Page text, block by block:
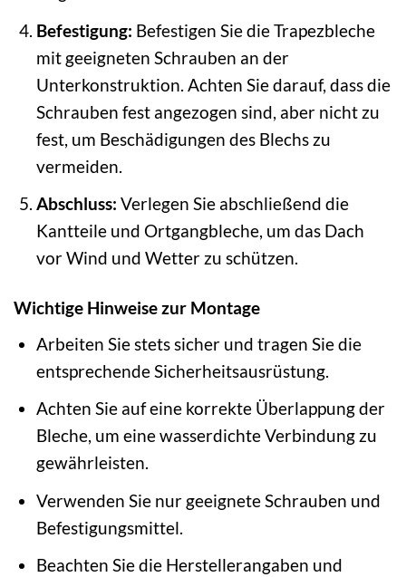
Befestigung: Befestigen Sie die Trapezbleche
mit geeigneten Schrauben an der
Unterkonstruktion. Achten Sie darauf, dass die
Schrauben fest angezogen sind, aber nicht zu
fest, um Beschädigungen des Blechs zu
vermeiden.
Abschluss: Verlegen Sie abschließend die
Kantteile und Ortgangbleche, um das Dach
vor Wind und Wetter zu schützen.
Wichtige Hinweise zur Montage
Arbeiten Sie stets sicher und tragen Sie die
entsprechende Sicherheitsausrüstung.
Achten Sie auf eine korrekte Überlappung der
Bleche, um eine wasserdichte Verbindung zu
gewährleisten.
Verwenden Sie nur geeignete Schrauben und
Befestigungsmittel.
Beachten Sie die Herstellerangaben und